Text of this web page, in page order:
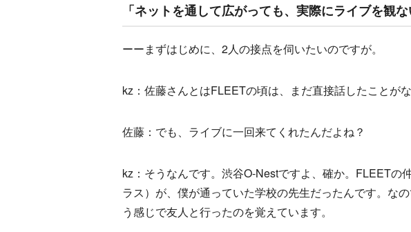
「ネットを通して広がっても、実際にライブを観
ーーまずはじめに、2人の接点を伺いたいのですが。
kz：佐藤さんとはFLEETの頃は、まだ直接話したことが
佐藤：でも、ライブに一回来てくれたんだよね？
kz：そうなんです。渋谷O-Nestですよ、確か。FLEETの
ラス）が、僕が通っていた学校の先生だったんです。な
う感じで友人と行ったのを覚えています。